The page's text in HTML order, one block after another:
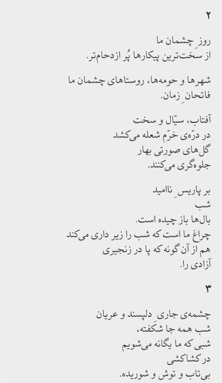
۲
روز ِ چشمان ما
از سخت‌ترين پيكارها پُر ازدحام‌تر.
شهرها و حومه‌ها، روستاهاى چشمان ما
فاتحان ِ زمان.
آفتاب، سيّال و سخت
در درّه‌ى خرّم شعله مى‌كشد
گل‌هاى صورتى بهار
جلوه‌گرى مى‌كنند.
بر پاريس ِ نااميد
شب
بال‌ها باز چيده است.
چراغ ما است كه شب را زير دارى مى‌كند
هم از آن گونه كه پا در زنجيرى
آزادى را.
۳
چشمه‌ى جارى ِ دلپسند و عريان
شب همه جا شكفته،
شبى كه ما يگانه مى‌شويم
در كشاكشى
بى‌تاب و توش و شوريده.